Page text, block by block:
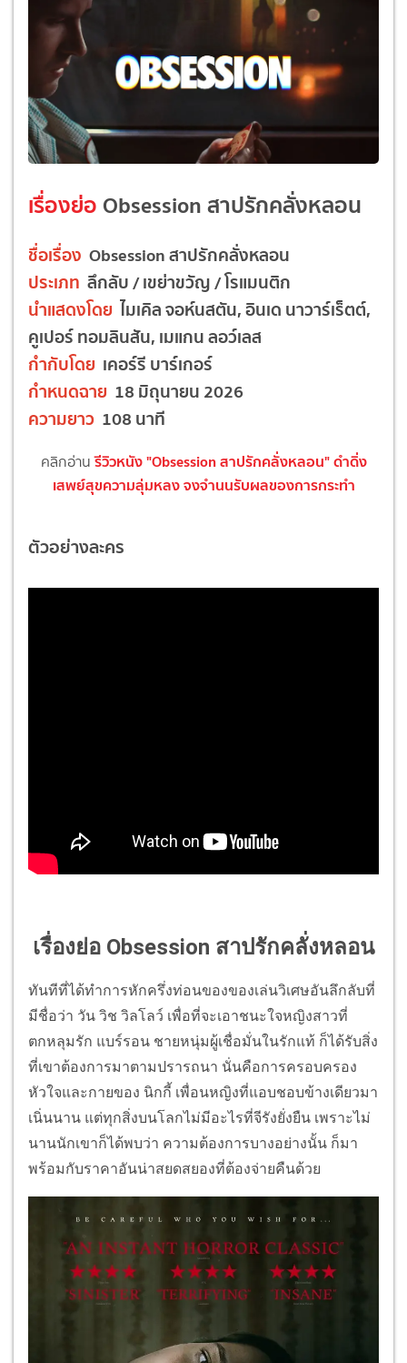
เรื่องย่อ Obsession สาปรักคลั่งหลอน
ชื่อเรื่อง Obsession สาปรักคลั่งหลอน
ประเภท ลึกลับ / เขย่าขวัญ / โรแมนติก
นำแสดงโดย ไมเคิล จอห์นสตัน, อินเด นาวาร์เร็ตต์,
คูเปอร์ ทอมลินสัน, เมแกน ลอว์เลส
กำกับโดย เคอร์รี บาร์เกอร์
กำหนดฉาย 18 มิถุนายน 2026
ความยาว 108 นาที
คลิกอ่านรีวิวหนัง "Obsession สาปรักคลั่งหลอน" ดำดิ่ง
เสพย์สุขความลุ่มหลง จงจำนนรับผลของการกระทำ
ตัวอย่างละคร
เรื่องย่อ Obsession สาปรักคลั่งหลอน
ทันทีที่ได้ทำการหักครึ่งท่อนของของเล่นวิเศษอันลึกลับที่
มีชื่อว่า วัน วิช วิลโลว์ เพื่อที่จะเอาชนะใจหญิงสาวที่
ตกหลุมรัก แบร์รอน ชายหนุ่มผู้เชื่อมั่นในรักแท้ ก็ได้รับสิ่ง
ที่เขาต้องการมาตามปรารถนา นั่นคือการครอบครอง
หัวใจและกายของ นิกกี้ เพื่อนหญิงที่แอบชอบข้างเดียวมา
เนิ่นนาน แต่ทุกสิ่งบนโลกไม่มีอะไรที่จีรังยั่งยืน เพราะไม่
นานนักเขาก็ได้พบว่า ความต้องการบางอย่างนั้น ก็มา
พร้อมกับราคาอันน่าสยดสยองที่ต้องจ่ายคืนด้วย